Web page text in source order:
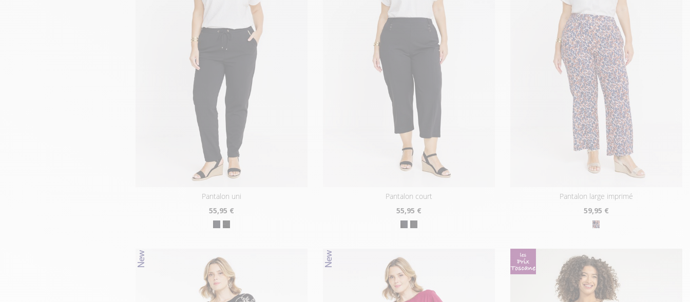
pantalon uni
55,95 €
pantalon court
55,95 €
pantalon large imprimé
59,95 €